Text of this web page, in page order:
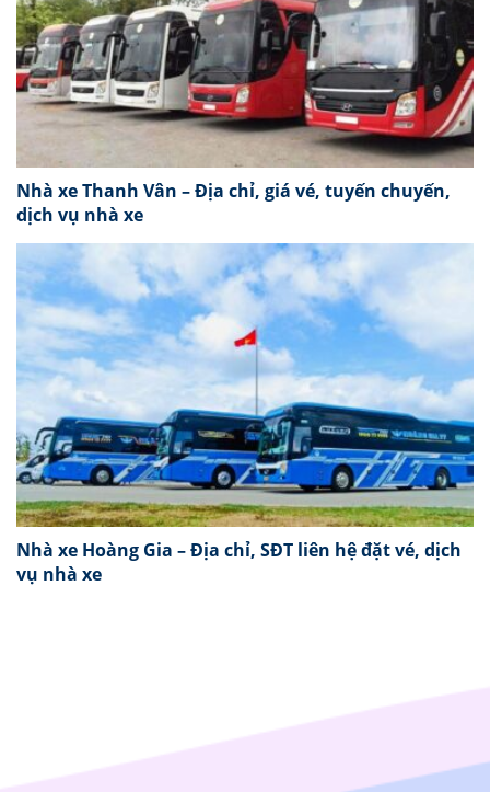
Nhà xe Thanh Vân – Địa chỉ, giá vé, tuyến chuyến,
dịch vụ nhà xe
Nhà xe Hoàng Gia – Địa chỉ, SĐT liên hệ đặt vé, dịch
vụ nhà xe